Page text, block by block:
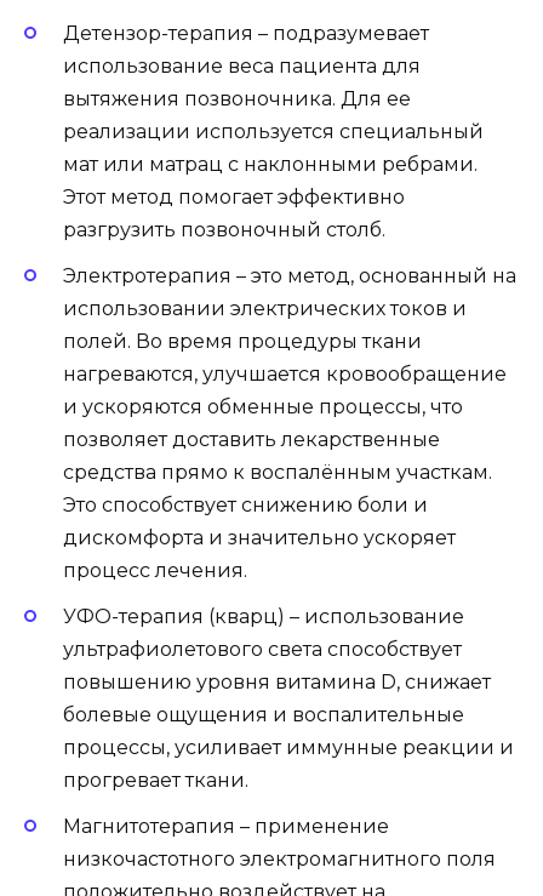
Детензор-терапия – подразумевает
использование веса пациента для
вытяжения позвоночника. Для ее
реализации используется специальный
мат или матрац с наклонными ребрами.
Этот метод помогает эффективно
разгрузить позвоночный столб.
Электротерапия – это метод, основанный на
использовании электрических токов и
полей. Во время процедуры ткани
нагреваются, улучшается кровообращение
и ускоряются обменные процессы, что
позволяет доставить лекарственные
средства прямо к воспалённым участкам.
Это способствует снижению боли и
дискомфорта и значительно ускоряет
процесс лечения.
УФО-терапия (кварц) – использование
ультрафиолетового света способствует
повышению уровня витамина D, снижает
болевые ощущения и воспалительные
процессы, усиливает иммунные реакции и
прогревает ткани.
Магнитотерапия – применение
низкочастотного электромагнитного поля